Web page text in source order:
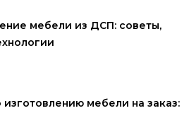
мебели из ДСП: советы,
изготовлению мебели на заказ: